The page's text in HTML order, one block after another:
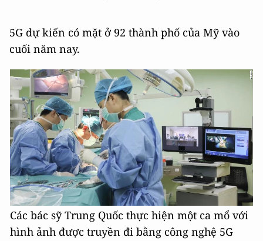
5G dự kiến có mặt ở 92 thành phố của Mỹ vào
cuối năm nay.
Các bác sỹ Trung Quốc thực hiện một ca mổ với
hình ảnh được truyền đi bằng công nghệ 5G